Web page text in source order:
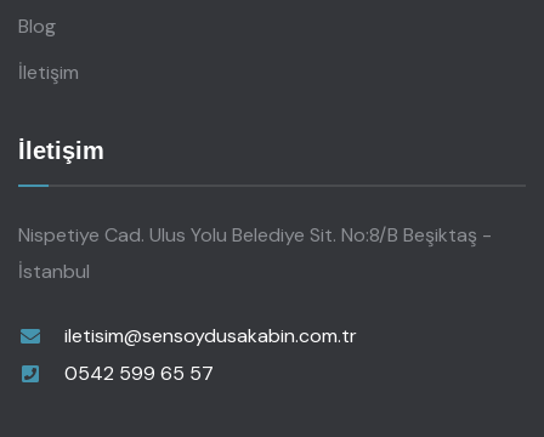
Blog
İletişim
İletişim
Nispetiye Cad. Ulus Yolu Belediye Sit. No:8/B Beşiktaş -
İstanbul
iletisim@sensoydusakabin.com.tr
0542 599 65 57